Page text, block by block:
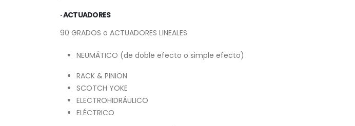
· ACTUADORES
90 GRADOS o ACTUADORES LINEALES
NEUMÁTICO (de doble efecto o simple efecto)
RACK & PINION
SCOTCH YOKE
ELECTROHIDRÁULICO
ELÉCTRICO